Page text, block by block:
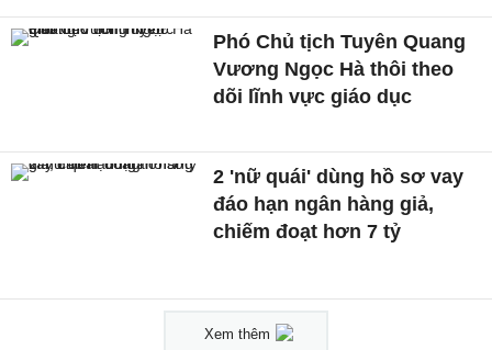
Phó Chủ tịch Tuyên Quang
Vương Ngọc Hà thôi theo
dõi lĩnh vực giáo dục
2 'nữ quái' dùng hồ sơ vay
đáo hạn ngân hàng giả,
chiếm đoạt hơn 7 tỷ
Xem thêm